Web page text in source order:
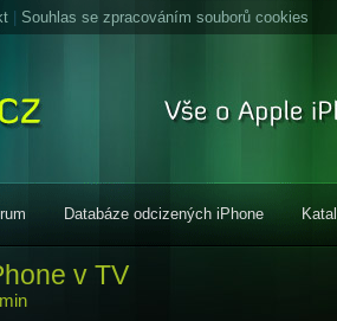
Souhlas se zpracováním souborů cookies
Databáze odcizených iPhone
v TV